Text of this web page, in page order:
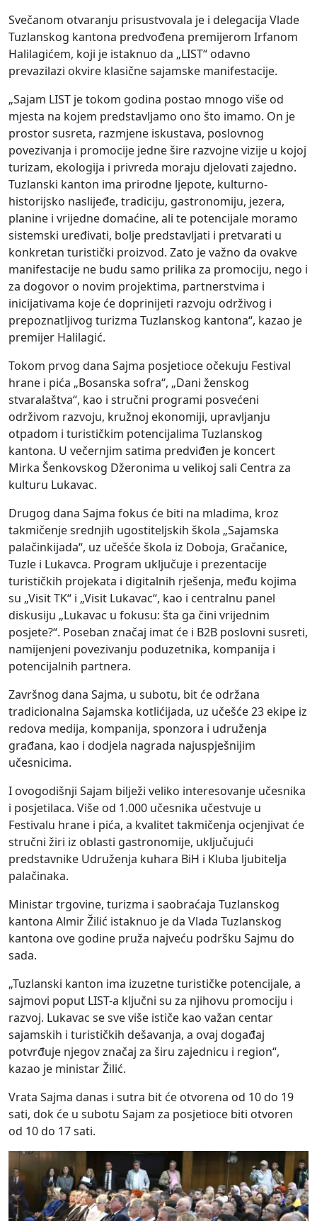
Svečanom otvaranju prisustvovala je i delegacija Vlade
Tuzlanskog kantona predvođena premijerom Irfanom
Halilagićem, koji je istaknuo da „LIST“ odavno
prevazilazi okvire klasične sajamske manifestacije.
„Sajam LIST je tokom godina postao mnogo više od
mjesta na kojem predstavljamo ono što imamo. On je
prostor susreta, razmjene iskustava, poslovnog
povezivanja i promocije jedne šire razvojne vizije u kojoj
turizam, ekologija i privreda moraju djelovati zajedno.
Tuzlanski kanton ima prirodne ljepote, kulturno-
historijsko naslijeđe, tradiciju, gastronomiju, jezera,
planine i vrijedne domaćine, ali te potencijale moramo
sistemski uređivati, bolje predstavljati i pretvarati u
konkretan turistički proizvod. Zato je važno da ovakve
manifestacije ne budu samo prilika za promociju, nego i
za dogovor o novim projektima, partnerstvima i
inicijativama koje će doprinijeti razvoju održivog i
prepoznatljivog turizma Tuzlanskog kantona“, kazao je
premijer Halilagić.
Tokom prvog dana Sajma posjetioce očekuju Festival
hrane i pića „Bosanska sofra“, „Dani ženskog
stvaralaštva“, kao i stručni programi posvećeni
održivom razvoju, kružnoj ekonomiji, upravljanju
otpadom i turističkim potencijalima Tuzlanskog
kantona. U večernjim satima predviđen je koncert
Mirka Šenkovskog Džeronima u velikoj sali Centra za
kulturu Lukavac.
Drugog dana Sajma fokus će biti na mladima, kroz
takmičenje srednjih ugostiteljskih škola „Sajamska
palačinkijada“, uz učešće škola iz Doboja, Gračanice,
Tuzle i Lukavca. Program uključuje i prezentacije
turističkih projekata i digitalnih rješenja, među kojima
su „Visit TK“ i „Visit Lukavac“, kao i centralnu panel
diskusiju „Lukavac u fokusu: šta ga čini vrijednim
posjete?“. Poseban značaj imat će i B2B poslovni susreti,
namijenjeni povezivanju poduzetnika, kompanija i
potencijalnih partnera.
Završnog dana Sajma, u subotu, bit će održana
tradicionalna Sajamska kotlićijada, uz učešće 23 ekipe iz
redova medija, kompanija, sponzora i udruženja
građana, kao i dodjela nagrada najuspješnijim
učesnicima.
I ovogodišnji Sajam bilježi veliko interesovanje učesnika
i posjetilaca. Više od 1.000 učesnika učestvuje u
Festivalu hrane i pića, a kvalitet takmičenja ocjenjivat će
stručni žiri iz oblasti gastronomije, uključujući
predstavnike Udruženja kuhara BiH i Kluba ljubitelja
palačinaka.
Ministar trgovine, turizma i saobraćaja Tuzlanskog
kantona Almir Žilić istaknuo je da Vlada Tuzlanskog
kantona ove godine pruža najveću podršku Sajmu do
sada.
„Tuzlanski kanton ima izuzetne turističke potencijale, a
sajmovi poput LIST-a ključni su za njihovu promociju i
razvoj. Lukavac se sve više ističe kao važan centar
sajamskih i turističkih dešavanja, a ovaj događaj
potvrđuje njegov značaj za širu zajednicu i region“,
kazao je ministar Žilić.
Vrata Sajma danas i sutra bit će otvorena od 10 do 19
sati, dok će u subotu Sajam za posjetioce biti otvoren
od 10 do 17 sati.